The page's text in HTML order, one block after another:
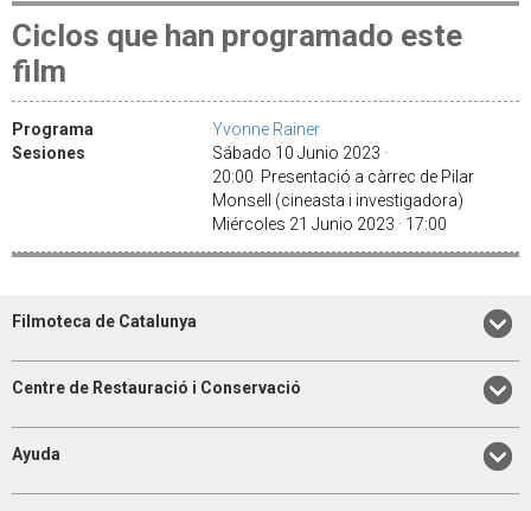
Ciclos que han programado este
film
Programa
Yvonne Rainer
Sesiones
Sábado 10 Junio 2023 ·
20:00 Presentació a càrrec de Pilar
Monsell (cineasta i investigadora)
Miércoles 21 Junio 2023 · 17:00
Filmoteca de Catalunya
Centre de Restauració i Conservació
Ayuda